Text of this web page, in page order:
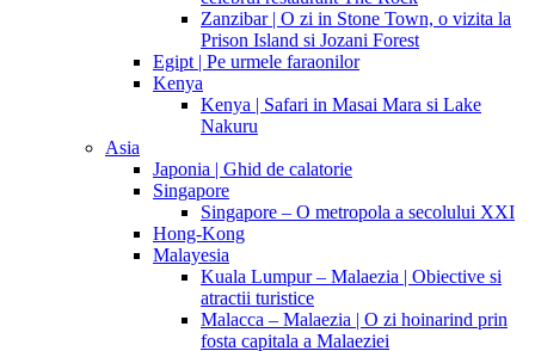
Zanzibar | O zi in Stone Town, o vizita la
Prison Island si Jozani Forest
Egipt | Pe urmele faraonilor
Kenya
Kenya | Safari in Masai Mara si Lake
Nakuru
Asia
Japonia | Ghid de calatorie
Singapore
Singapore – O metropola a secolului XXI
Hong-Kong
Malayesia
Kuala Lumpur – Malaezia | Obiective si
atractii turistice
Malacca – Malaezia | O zi hoinarind prin
fosta capitala a Malaeziei